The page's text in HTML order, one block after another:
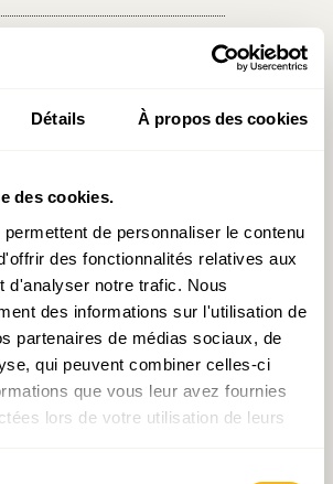
Détails À propos des cookies
des cookies.
de personnaliser le contenu
des fonctionnalités relatives aux
d'analyser notre trafic. Nous
des informations sur l'utilisation de
partenaires de médias sociaux, de
qui peuvent combiner celles-ci
que vous leur avez fournies
lors de votre utilisation de leurs
Sarah Mellouet